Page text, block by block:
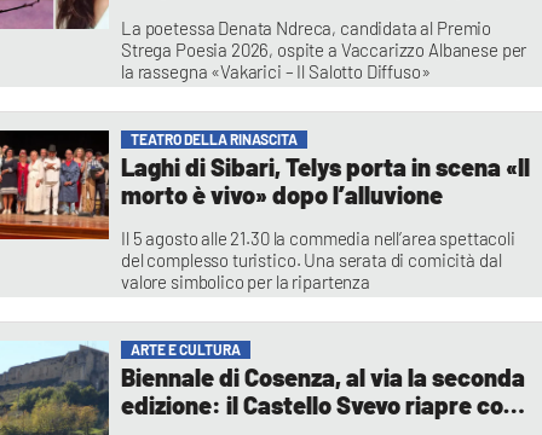
La poetessa Denata Ndreca, candidata al Premio
Strega Poesia 2026, ospite a Vaccarizzo Albanese per
la rassegna «Vakarici – Il Salotto Diffuso»
TEATRO DELLA RINASCITA
Laghi di Sibari, Telys porta in scena «Il
morto è vivo» dopo l’alluvione
Il 5 agosto alle 21.30 la commedia nell’area spettacoli
del complesso turistico. Una serata di comicità dal
valore simbolico per la ripartenza
ARTE E CULTURA
Biennale di Cosenza, al via la seconda
edizione: il Castello Svevo riapre con